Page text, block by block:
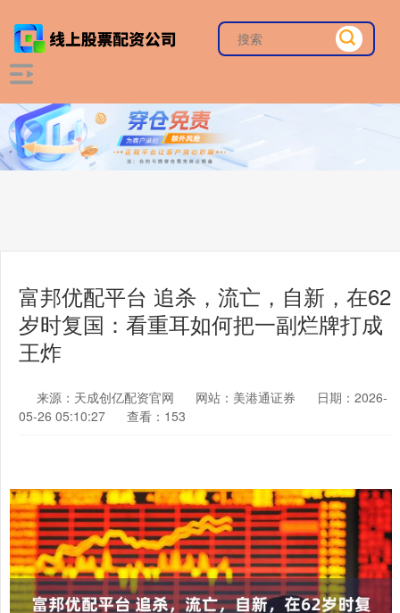
富邦优配平台 追杀，流亡，自新，在62
岁时复国：看重耳如何把一副烂牌打成
王炸
来源：天成创亿配资官网 网站：美港通证券
日期：2026-
05-26 05:10:27
查看：153